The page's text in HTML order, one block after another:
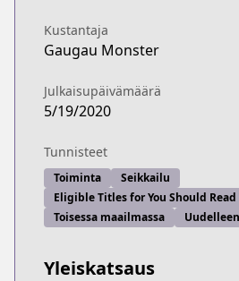
Kustantaja
Gaugau Monster
Julkaisupäivämäärä
5/19/2020
Tunnisteet
Toiminta
Seikkailu
Eligible Titles for You Should Read
Toisessa maailmassa
Yleiskatsaus